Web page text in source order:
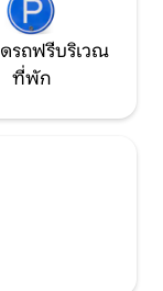
รถฟรีบริเวณ
ที่พัก